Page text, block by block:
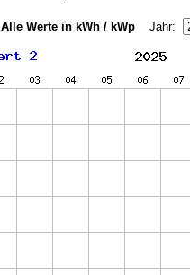
Alle Werte in kWh / kWpJahr: